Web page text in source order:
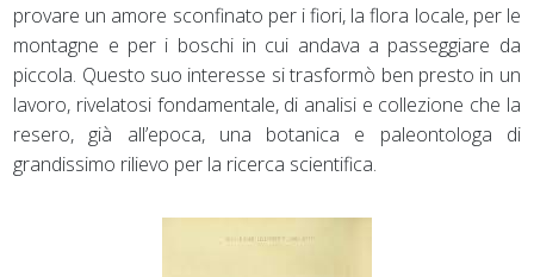
provare un amore sconfinato per i fiori, la flora locale, per le
montagne e per i boschi in cui andava a passeggiare da
piccola. Questo suo interesse si trasformò ben presto in un
lavoro, rivelatosi fondamentale, di analisi e collezione che la
resero, già all’epoca, una botanica e paleontologa di
grandissimo rilievo per la ricerca scientifica.